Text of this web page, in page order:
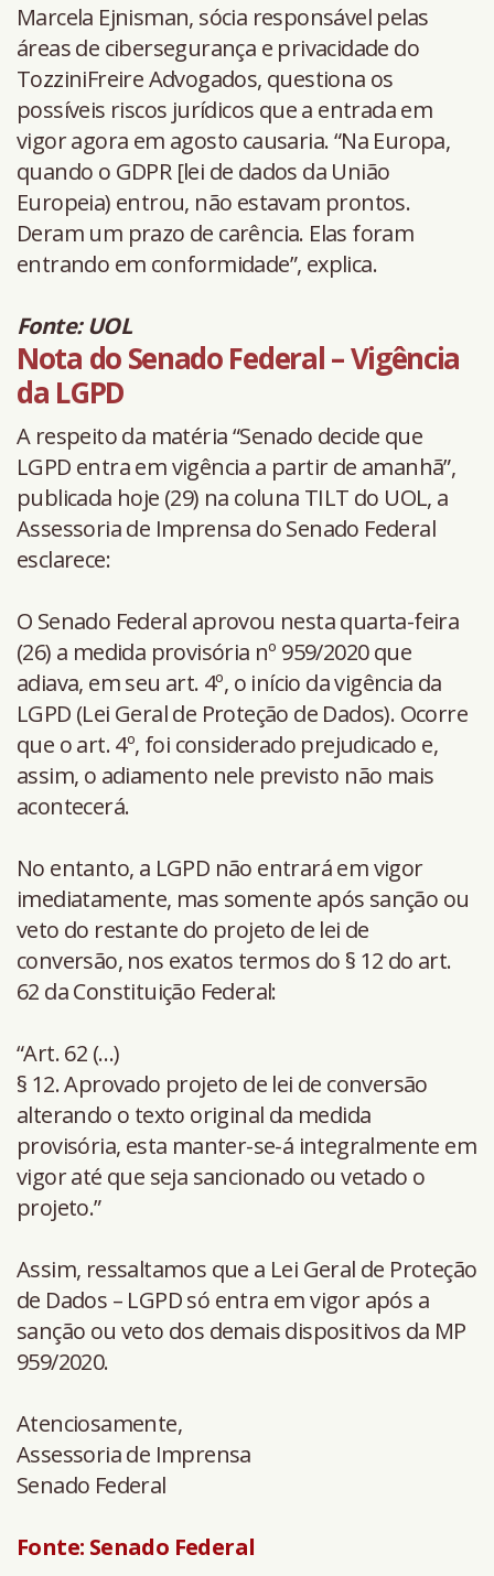
Marcela Ejnisman, sócia responsável pelas
áreas de cibersegurança e privacidade do
TozziniFreire Advogados, questiona os
possíveis riscos jurídicos que a entrada em
vigor agora em agosto causaria. “Na Europa,
quando o GDPR [lei de dados da União
Europeia) entrou, não estavam prontos.
Deram um prazo de carência. Elas foram
entrando em conformidade”, explica.
Fonte: UOL
Nota do Senado Federal – Vigência
da LGPD
A respeito da matéria “Senado decide que
LGPD entra em vigência a partir de amanhã”,
publicada hoje (29) na coluna TILT do UOL, a
Assessoria de Imprensa do Senado Federal
esclarece:
O Senado Federal aprovou nesta quarta-feira
(26) a medida provisória nº 959/2020 que
adiava, em seu art. 4º, o início da vigência da
LGPD (Lei Geral de Proteção de Dados). Ocorre
que o art. 4º, foi considerado prejudicado e,
assim, o adiamento nele previsto não mais
acontecerá.
No entanto, a LGPD não entrará em vigor
imediatamente, mas somente após sanção ou
veto do restante do projeto de lei de
conversão, nos exatos termos do § 12 do art.
62 da Constituição Federal:
“Art. 62 (…)
§ 12. Aprovado projeto de lei de conversão
alterando o texto original da medida
provisória, esta manter-se-á integralmente em
vigor até que seja sancionado ou vetado o
projeto.”
Assim, ressaltamos que a Lei Geral de Proteção
de Dados – LGPD só entra em vigor após a
sanção ou veto dos demais dispositivos da MP
959/2020.
Atenciosamente,
Assessoria de Imprensa
Senado Federal
Fonte: Senado Federal